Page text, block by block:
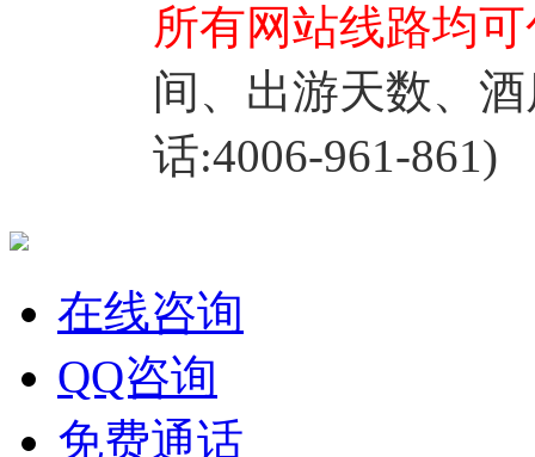
所有网站线路均
间、出游天数、
话:4006-961-861)
在线咨询
QQ咨询
免费通话